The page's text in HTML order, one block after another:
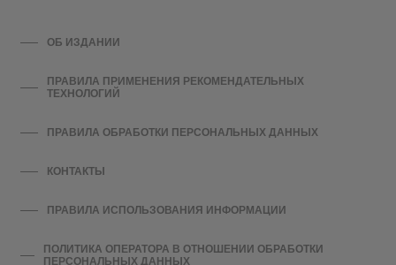
ОБ ИЗДАНИИ
ПРАВИЛА ПРИМЕНЕНИЯ РЕКОМЕНДАТЕЛЬНЫХ
ТЕХНОЛОГИЙ
ПРАВИЛА ОБРАБОТКИ ПЕРСОНАЛЬНЫХ ДАННЫХ
КОНТАКТЫ
ПРАВИЛА ИСПОЛЬЗОВАНИЯ ИНФОРМАЦИИ
ПОЛИТИКА ОПЕРАТОРА В ОТНОШЕНИИ ОБРАБОТКИ
ПЕРСОНАЛЬНЫХ ДАННЫХ